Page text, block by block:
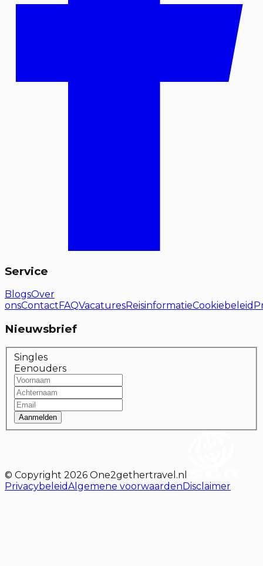
Service
BlogsOver
onsContact FAQVacaturesReisinformatieCookiebeleid
Nieuwsbrief
Singles
Eenouders
Aanmelden
© Copyright 2026 One2gethertravel.nl
PrivacybeleidAlgemene voorwaardenDisclaimer